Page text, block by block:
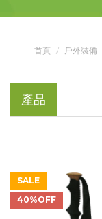
首頁 戶外裝備
產品
SALE
40%OFF